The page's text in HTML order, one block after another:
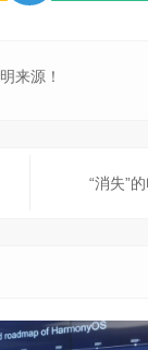
来源！
“消失”